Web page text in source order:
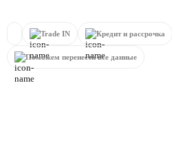
магазине
Яндекс станции
Приставки
Trade IN Кредит и рассрочка
Поможем перенести все данные